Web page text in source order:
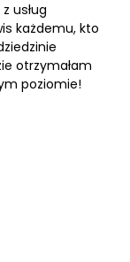
usług
każdemu, kto
otrzymałam
poziomie!